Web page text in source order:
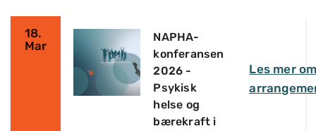
18.
Mar
NAPHA-
konferansen
2026 -
Psykisk
helse og
bærekraft i
Les mer